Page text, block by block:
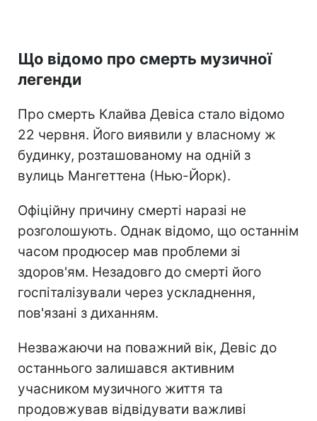
Що відомо про смерть музичної
легенди
Про смерть Клайва Девіса стало відомо
22 червня. Його виявили у власному ж
будинку, розташованому на одній з
вулиць Мангеттена (Нью-Йорк).
Офіційну причину смерті наразі не
розголошують. Однак відомо, що останнім
часом продюсер мав проблеми зі
здоров'ям. Незадовго до смерті його
госпіталізували через ускладнення,
пов'язані з диханням.
Незважаючи на поважний вік, Девіс до
останнього залишався активним
учасником музичного життя та
продовжував відвідувати важливі